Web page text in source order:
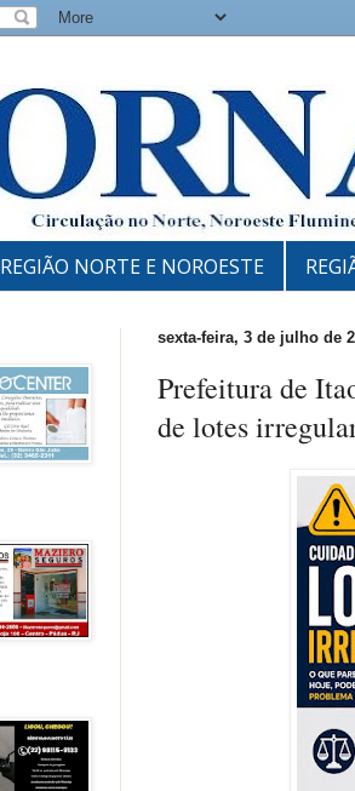
REGIÃO NORTE E NOROESTE
sexta-feira, 3 de julho de
Prefeitura de
de lotes